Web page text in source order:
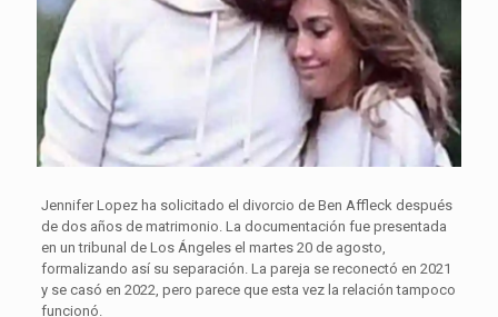
Jennifer Lopez ha solicitado el divorcio de Ben Affleck después
de dos años de matrimonio. La documentación fue presentada
en un tribunal de Los Ángeles el martes 20 de agosto,
formalizando así su separación. La pareja se reconectó en 2021
y se casó en 2022, pero parece que esta vez la relación tampoco
funcionó.